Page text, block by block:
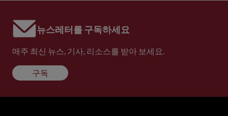
뉴스레터를 구독하세요
매주 최신 뉴스, 기사, 리소스를 받아 보세요.
구독